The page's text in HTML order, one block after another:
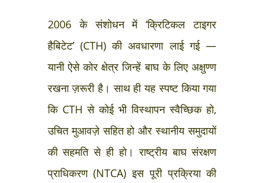
2006 के संशोधन में ‘क्रिटिकल टाइगर
हैबिटेट’ (CTH) की अवधारणा लाई गई —
यानी ऐसे कोर क्षेत्र जिन्हें बाघ के लिए अक्षुण्ण
रखना ज़रूरी है। साथ ही यह स्पष्ट किया गया
कि CTH से कोई भी विस्थापन स्वैच्छिक हो,
उचित मुआवज़े सहित हो और स्थानीय समुदायों
की सहमति से ही हो। राष्ट्रीय बाघ संरक्षण
प्राधिकरण (NTCA) इस पूरी प्रक्रिया की